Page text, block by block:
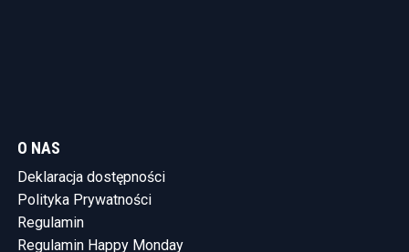
O NAS
Deklaracja dostępności
Polityka Prywatności
Regulamin
Regulamin Happy Monday